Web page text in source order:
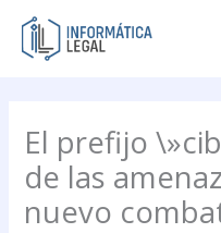
contenido
El prefijo
de las
nuevo